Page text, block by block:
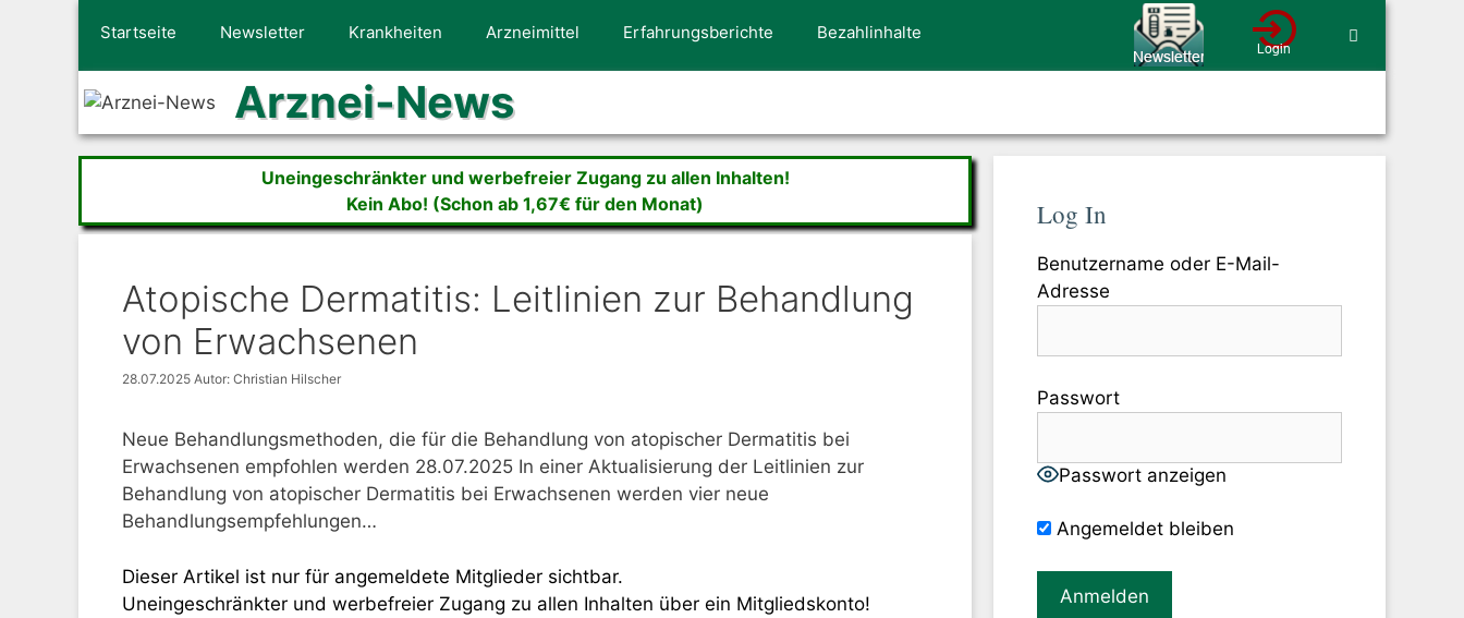
Startseite Newsletter Krankheiten Arzneimittel Erfahrungsberichte Bezahlinhalte
Arznei-News
Uneingeschränkter und werbefreier Zugang zu allen Inhalten!
Kein Abo! (Schon ab 1,67€ für den Monat)
Atopische Dermatitis: Leitlinien zur Behandlung
von Erwachsenen
28.07.2025 Autor: Christian Hilscher
Neue Behandlungsmethoden, die für die Behandlung von atopischer Dermatitis bei
Erwachsenen empfohlen werden 28.07.2025 In einer Aktualisierung der Leitlinien zur
Behandlung von atopischer Dermatitis bei Erwachsenen werden vier neue
Behandlungsempfehlungen…
Dieser Artikel ist nur für angemeldete Mitglieder sichtbar.
Uneingeschränkter und werbefreier Zugang zu allen Inhalten über ein Mitgliedskonto!
Log In
Benutzername oder E-Mail-
Adresse
Passwort
Passwort anzeigen
Angemeldet bleiben